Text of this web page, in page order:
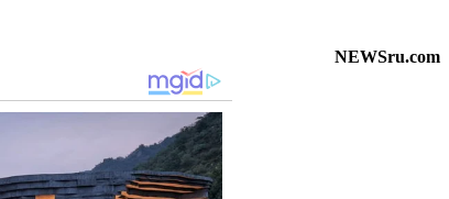
NEWSru.com